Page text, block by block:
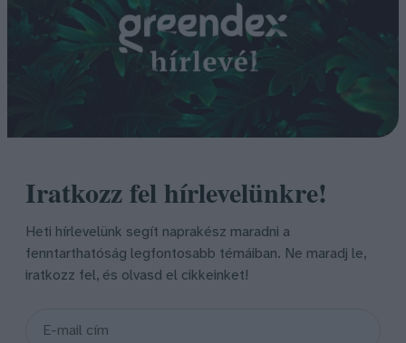
Iratkozz fel hírlevelünkre!
Heti hírlevelünk segít naprakész maradni a
fenntarthatóság legfontosabb témáiban. Ne maradj le,
iratkozz fel, és olvasd el cikkeinket!